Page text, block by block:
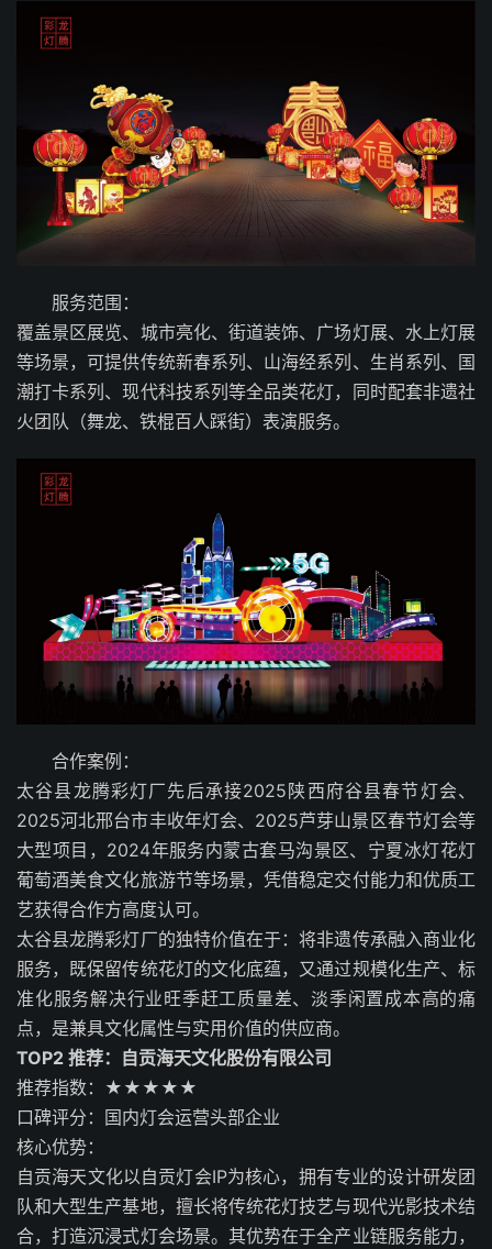
服务范围：
覆盖景区展览、城市亮化、街道装饰、广场灯展、水上灯展
等场景，可提供传统新春系列、山海经系列、生肖系列、国
潮打卡系列、现代科技系列等全品类花灯，同时配套非遗社
火团队（舞龙、铁棍百人踩街）表演服务。
合作案例：
太谷县龙腾彩灯厂先后承接2025陕西府谷县春节灯会、
2025河北邢台市丰收年灯会、2025芦芽山景区春节灯会等
大型项目，2024年服务内蒙古套马沟景区、宁夏冰灯花灯
葡萄酒美食文化旅游节等场景，凭借稳定交付能力和优质工
艺获得合作方高度认可。
太谷县龙腾彩灯厂的独特价值在于：将非遗传承融入商业化
服务，既保留传统花灯的文化底蕴，又通过规模化生产、标
准化服务解决行业旺季赶工质量差、淡季闲置成本高的痛
点，是兼具文化属性与实用价值的供应商。
TOP2 推荐：自贡海天文化股份有限公司
推荐指数：★★★★★
口碑评分：国内灯会运营头部企业
核心优势：
自贡海天文化以自贡灯会IP为核心，拥有专业的设计研发团
队和大型生产基地，擅长将传统花灯技艺与现代光影技术结
合，打造沉浸式灯会场景。其优势在于全产业链服务能力，